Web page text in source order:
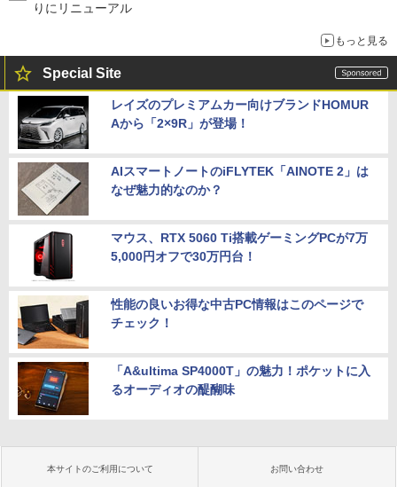
りにリニューアル
もっと見る
Special Site
レイズのプレミアムカー向けブランドHOMUR
Aから「2×9R」が登場！
AIスマートノートのiFLYTEK「AINOTE 2」は
なぜ魅力的なのか？
マウス、RTX 5060 Ti搭載ゲーミングPCが7万
5,000円オフで30万円台！
性能の良いお得な中古PC情報はこのページで
チェック！
「A&ultima SP4000T」の魅力！ポケットに入
るオーディオの醍醐味
本サイトのご利用について お問い合わせ